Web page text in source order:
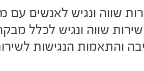
שווה ונגיש לאנשים
שווה ונגיש לכלל
והתאמות הנגישות